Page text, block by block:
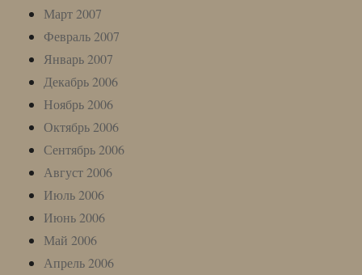
Март 2007
Февраль 2007
Январь 2007
Декабрь 2006
Ноябрь 2006
Октябрь 2006
Сентябрь 2006
Август 2006
Июль 2006
Июнь 2006
Май 2006
Апрель 2006